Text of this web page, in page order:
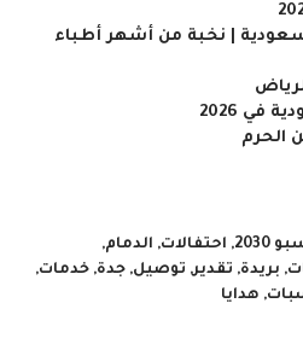
| نخبة من أشهر أطباء
في 2026
الحرم
2030
, احتفالات, الدمام,
, بريدة, تقدير, توصيل, جدة, خدمات,
, هدايا